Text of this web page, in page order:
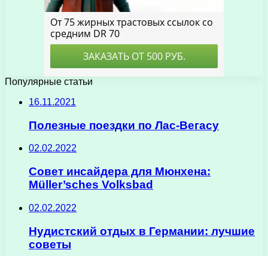
Популярные статьи
16.11.2021
Полезные поездки по Лас-Вегасу
02.02.2022
Совет инсайдера для Мюнхена:
Müller’sches Volksbad
02.02.2022
Нудистский отдых в Германии: лучшие
советы